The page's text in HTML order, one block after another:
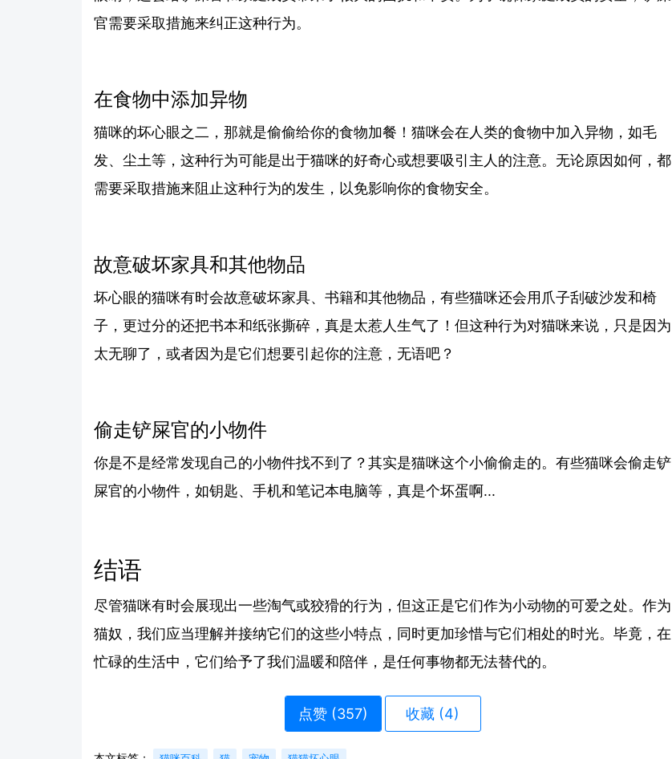
官需要采取措施来纠正这种行为。
在食物中添加异物
猫咪的坏心眼之二，那就是偷偷给你的食物加餐！猫咪会在人类的食物中加入异物，如毛
发、尘土等，这种行为可能是出于猫咪的好奇心或想要吸引主人的注意。无论原因如何，都
需要采取措施来阻止这种行为的发生，以免影响你的食物安全。
故意破坏家具和其他物品
坏心眼的猫咪有时会故意破坏家具、书籍和其他物品，有些猫咪还会用爪子刮破沙发和椅
子，更过分的还把书本和纸张撕碎，真是太惹人生气了！但这种行为对猫咪来说，只是因为
太无聊了，或者因为是它们想要引起你的注意，无语吧？
偷走铲屎官的小物件
你是不是经常发现自己的小物件找不到了？其实是猫咪这个小偷偷走的。有些猫咪会偷走铲
屎官的小物件，如钥匙、手机和笔记本电脑等，真是个坏蛋啊...
结语
尽管猫咪有时会展现出一些淘气或狡猾的行为，但这正是它们作为小动物的可爱之处。作为
猫奴，我们应当理解并接纳它们的这些小特点，同时更加珍惜与它们相处的时光。毕竟，在
忙碌的生活中，它们给予了我们温暖和陪伴，是任何事物都无法替代的。
点赞 (357) 收藏 (4)